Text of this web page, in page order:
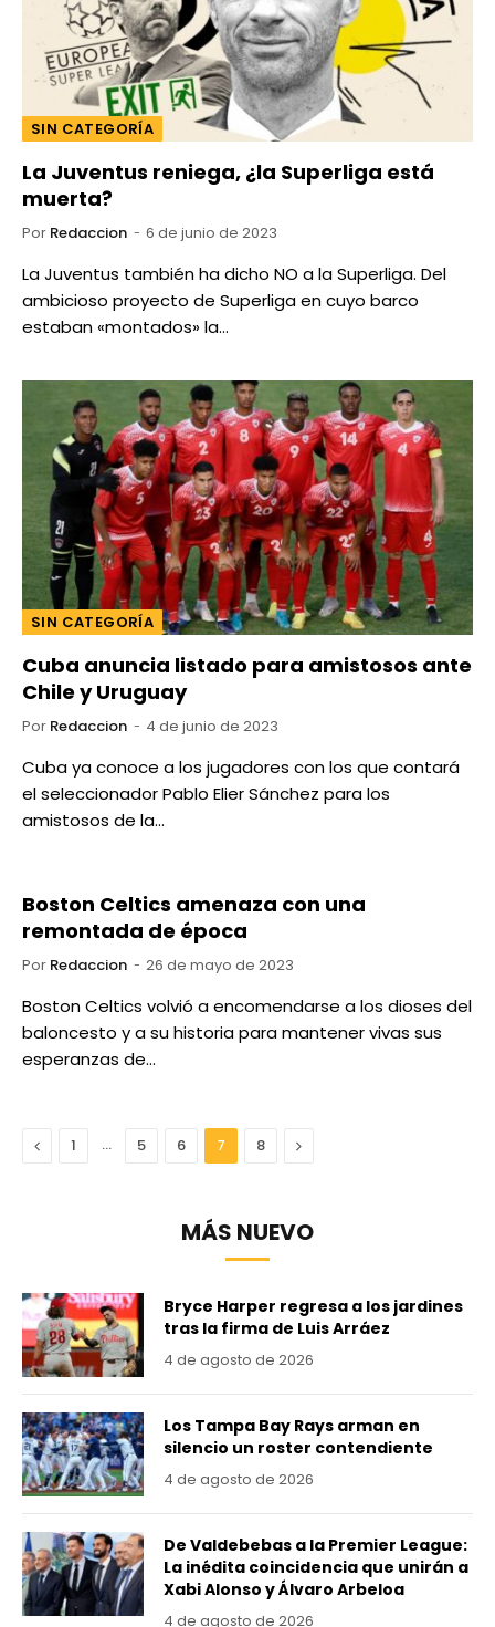
SIN CATEGORÍA
La Juventus reniega, ¿la Superliga está
muerta?
Por Redaccion 6 de junio de 2023
La Juventus también ha dicho NO a la Superliga. Del
ambicioso proyecto de Superliga en cuyo barco
estaban «montados» la…
SIN CATEGORÍA
Cuba anuncia listado para amistosos ante
Chile y Uruguay
Por Redaccion 4 de junio de 2023
Cuba ya conoce a los jugadores con los que contará
el seleccionador Pablo Elier Sánchez para los
amistosos de la…
Boston Celtics amenaza con una
remontada de época
Por Redaccion 26 de mayo de 2023
Boston Celtics volvió a encomendarse a los dioses del
baloncesto y a su historia para mantener vivas sus
esperanzas de…
Anterior
1 … 5 6 7 8 Next
MÁS NUEVO
Bryce Harper regresa a los jardines
tras la firma de Luis Arráez
4 de agosto de 2026
Los Tampa Bay Rays arman en
silencio un roster contendiente
4 de agosto de 2026
De Valdebebas a la Premier League:
La inédita coincidencia que unirán a
Xabi Alonso y Álvaro Arbeloa
4 de agosto de 2026